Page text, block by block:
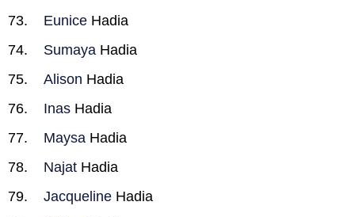
Eunice Hadia
Sumaya Hadia
Alison Hadia
Inas Hadia
Maysa Hadia
Najat Hadia
Jacqueline Hadia